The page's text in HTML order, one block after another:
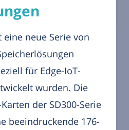
eine neue Serie von
für Edge-IoT-
wurden. Die
der SD300-Serie
beeindruckende 176-